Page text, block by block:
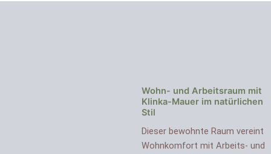
Wohn- und Arbeitsraum mit
Klinka-Mauer im natürlichen
Stil
Dieser bewohnte Raum vereint
Wohnkomfort mit Arbeits- und